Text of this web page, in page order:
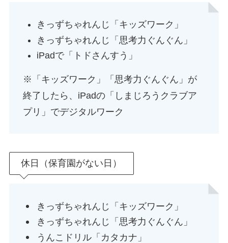
きっずちゃれんじ「キッズワーク」
きっずちゃれんじ「思考力ぐんぐん」
iPadで「トドさんすう」
※「キッズワーク」「思考力ぐんぐん」が
終了したら、iPadの「しまじろうクラブア
プリ」でデジタルワーク
休日（保育園がない日）
きっずちゃれんじ「キッズワーク」
きっずちゃれんじ「思考力ぐんぐん」
うんこドリル「カタカナ」